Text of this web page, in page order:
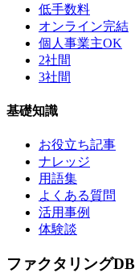
低手数料
オンライン完結
個人事業主OK
2社間
3社間
基礎知識
お役立ち記事
ナレッジ
用語集
よくある質問
活用事例
体験談
ファクタリングDB